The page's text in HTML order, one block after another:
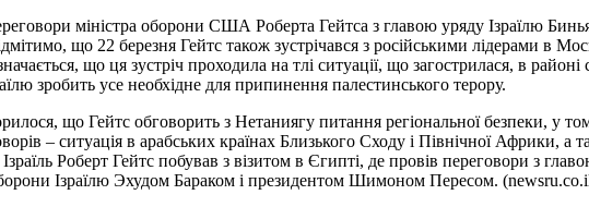
міністра оборони США Роберта Гейтса з главою уряду Ізраїлю
що 22 березня Гейтс також зустрічався з російськими лідерами в
що ця зустріч проходила на тлі ситуації, що загострилася, в
зробить усе необхідне для припинення палестинського терору.
що Гейтс обговорить з Нетаниягу питання регіональної безпеки, у
– ситуація в арабських країнах Близького Сходу і Північної Африки, а
Роберт Гейтс побував з візитом в Єгипті, де провів переговори з
Ізраїлю Эхудом Бараком і президентом Шимоном Пересом.